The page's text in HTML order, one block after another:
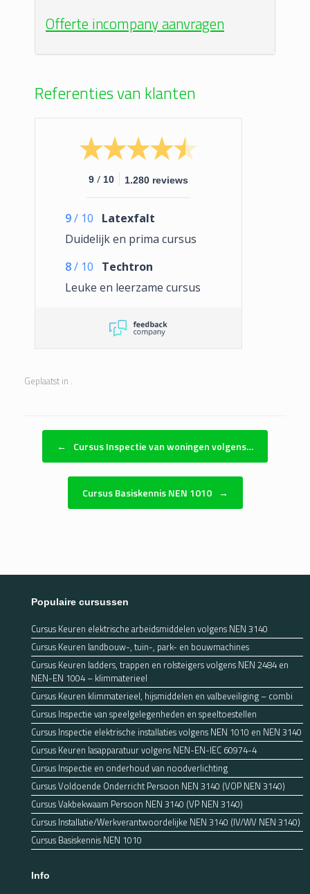
Offerte incompany aanvragen
Referenties van klanten
9 / 10 1.280 reviews
9/ 10
Latexfalt
Duidelijk en prima cursus
8/ 10
Techtron
Leuke en leerzame cursus
Geplaatst in .
Bericht navigatie
← Cursus Inspectie van woningen volgens…
Cursus Basiskennis NEN 1010 →
Populaire cursussen
Cursus Keuren elektrische arbeidsmiddelen volgens NEN 3140
Cursus Keuren landbouw-, tuin-, park- en bouwmachines
Cursus Keuren ladders, trappen en rolsteigers volgens NEN 2484 en
NEN-EN 1004 – klimmaterieel
Cursus Keuren klimmaterieel, hijsmiddelen en valbeveiliging – combi
Cursus Inspectie van speelgelegenheden en speeltoestellen
Cursus Inspectie elektrische installaties volgens NEN 1010 en NEN 3140
Cursus Keuren lasapparatuur volgens NEN-EN-IEC 60974-4
Cursus Inspectie en onderhoud van noodverlichting
Cursus Voldoende Onderricht Persoon NEN 3140 (VOP NEN 3140)
Cursus Vakbekwaam Persoon NEN 3140 (VP NEN 3140)
Cursus Installatie/Werkverantwoordelijke NEN 3140 (IV/WV NEN 3140)
Cursus Basiskennis NEN 1010
Info